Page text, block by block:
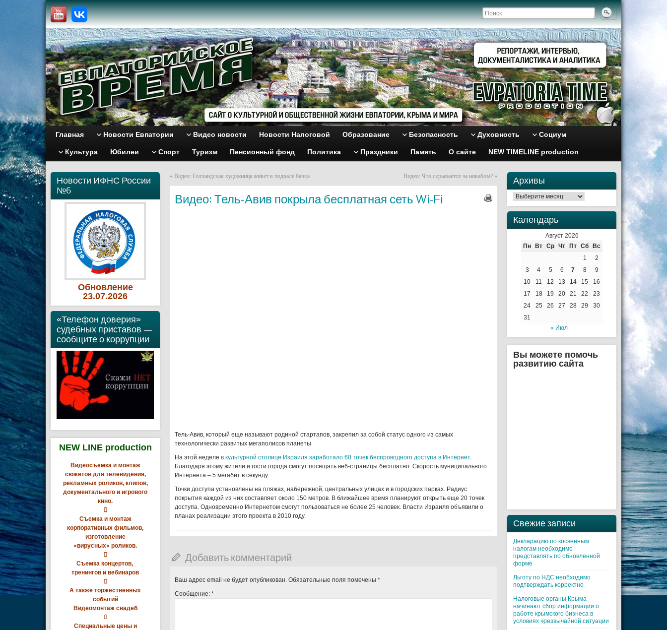
Главная Новости Евпатории Видео новости Новости Налоговой Образование Безопасность Духовность Социум
Культура Юбилеи Спорт Туризм Пенсионный фонд Политика Праздники Память О сайте NEW TIMELINE production
Новости ИФНС России
№6
Обновление
23.07.2026
«Телефон доверия»
судебных приставов —
сообщите о коррупции
NEW LINE production
Видеосъемка и монтаж
сюжетов для телевидения,
рекламных роликов, клипов,
документального и игрового
кино.

Съемка и монтаж
корпоративных фильмов,
изготовление
«вирусных» роликов.

Съемка концертов,
тренингов и вебинаров

А также торжественных
событий
Видеомонтаж свадеб

Специальные цены и
« Видео: Голландская художница живет в подвале банка Видео: Что скрывается за никабом? »
Видео: Тель-Авив покрыла бесплатная сеть Wi-Fi
Тель-Авив, который еще называют родиной стартапов, закрепил за собой статус одного из самых
технологически развитых мегаполисов планеты.
На этой неделе в культурной столице Израиля заработало 60 точек беспроводного доступа в Интернет.
Благодаря этому жители и гости города смогут посещать веб-страницы бесплатно. Скорость муниципального
Интернета – 5 мегабит в секунду.
Точки доступа установлены на пляжах, набережной, центральных улицах и в городских парках. Радиус
покрытия каждой из них составляет около 150 метров. В ближайшее время планируют открыть еще 20 точек
доступа. Одновременно Интернетом смогут пользоваться не более 25 человек. Власти Израиля объявили о
планах реализации этого проекта в 2010 году.
Добавить комментарий
Ваш адрес email не будет опубликован. Обязательные поля помечены *
Сообщение: *
Архивы
Архивы
Календарь
Август 2026
Пн
Вт Ср Чт Пт Сб
Вс
1
2
3
4 5 6 7 8
9
10
11 12 13 14 15
16
17
18 19 20 21 22
23
24
25 26 27 28 29
30
31
« Июл
Вы можете помочь
развитию сайта
Свежие записи
Декларацию по косвенным
налогам необходимо
представлять по обновленной
форме
Льготу по НДС необходимо
подтверждать корректно
Налоговые органы Крыма
начинают сбор информации о
работе крымского бизнеса в
условиях чрезвычайной ситуации